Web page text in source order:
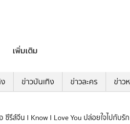
เพิ่มเติม
ข่าวบันเทิง ข่าวละคร ข่าว
ซีรีส์จีน I Know I Love You ปล่อยใจไปกับรั